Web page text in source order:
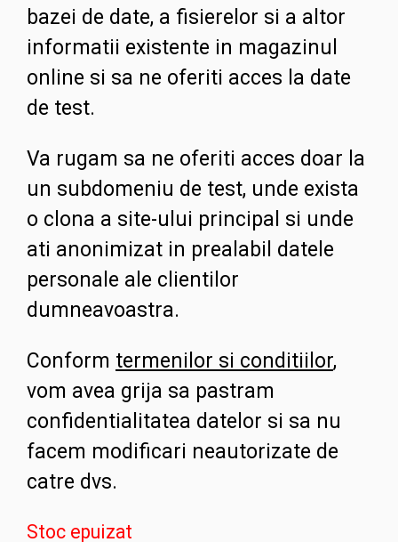
bazei de date, a fisierelor si a altor
informatii existente in magazinul
online si sa ne oferiti acces la date
de test.
Va rugam sa ne oferiti acces doar la
un subdomeniu de test, unde exista
o clona a site-ului principal si unde
ati anonimizat in prealabil datele
personale ale clientilor
dumneavoastra.
Conform termenilor si conditiilor,
vom avea grija sa pastram
confidentialitatea datelor si sa nu
facem modificari neautorizate de
catre dvs.
Stoc epuizat